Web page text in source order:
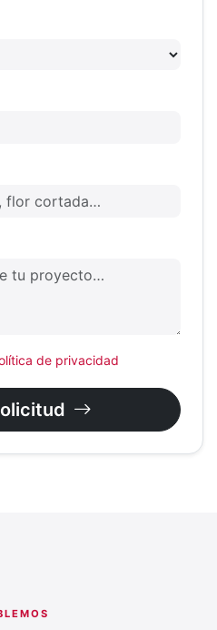
de privacidad